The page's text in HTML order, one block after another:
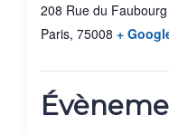
208 Rue du
Paris, 75008 +